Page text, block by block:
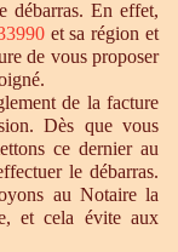
débarras. En effet,
et sa région et
de vous proposer
de la facture
Dès que vous
ce dernier au
le débarras.
au Notaire la
et cela évite aux